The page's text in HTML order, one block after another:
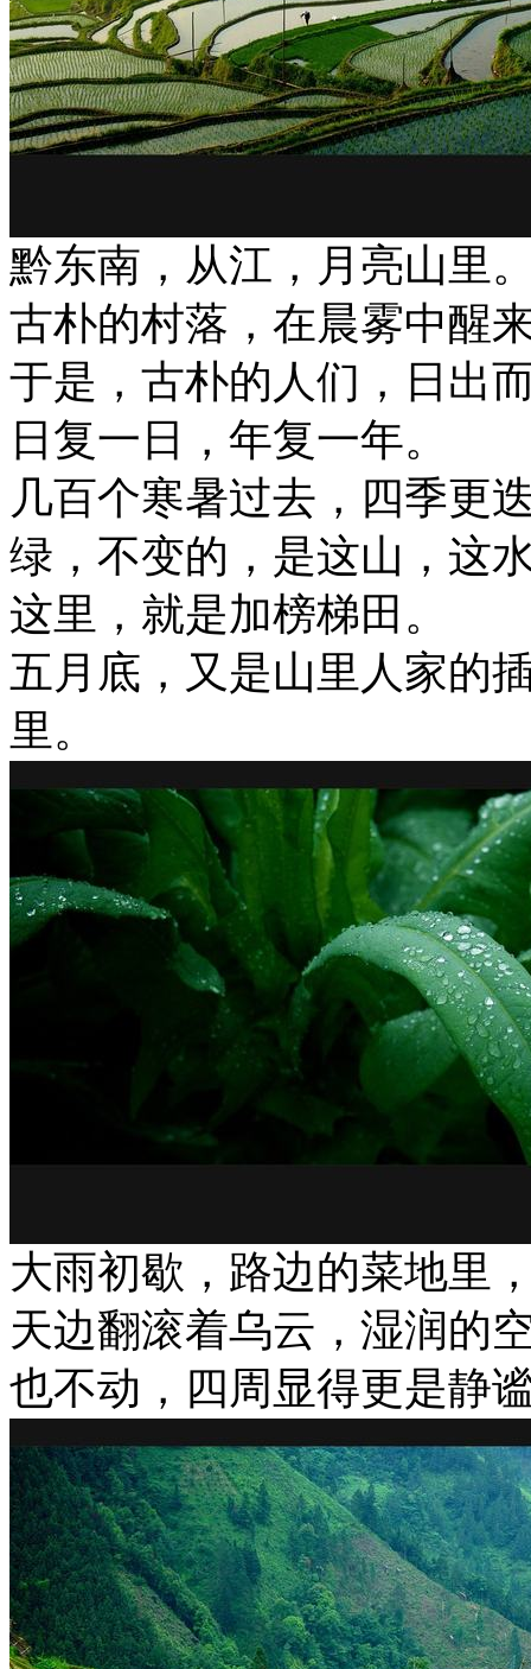
黔东南，从江，月亮山里
古朴的村落，在晨雾中醒
于是，古朴的人们，日出
日复一日，年复一年。
几百个寒暑过去，四季更
绿，不变的，是这山，这
这里，就是加榜梯田。
五月底，又是山里人家的
里。
大雨初歇，路边的菜地里
天边翻滚着乌云，湿润的
也不动，四周显得更是静